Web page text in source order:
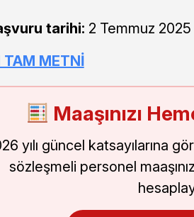
tarihi: 2 Temmuz
TAM METNİ
Maaşınızı
yılı güncel katsayılarına
sözleşmeli personel